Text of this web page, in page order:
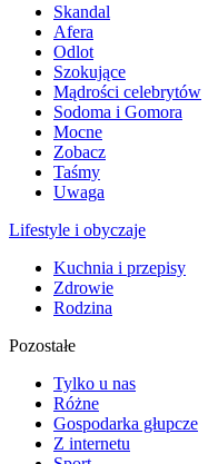
Skandal
Afera
Odlot
Szokujące
Mądrości celebrytów
Sodoma i Gomora
Mocne
Zobacz
Taśmy
Uwaga
Lifestyle i obyczaje
Kuchnia i przepisy
Zdrowie
Rodzina
Pozostałe
Tylko u nas
Różne
Gospodarka głupcze
Z internetu